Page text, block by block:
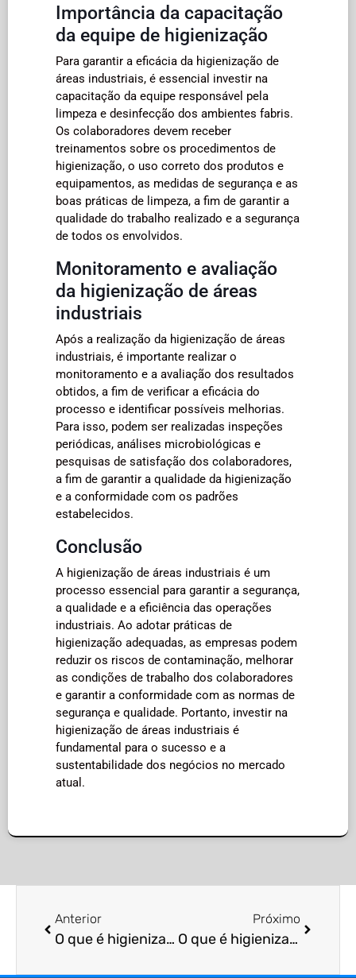
Importância da capacitação
da equipe de higienização
Para garantir a eficácia da higienização de
áreas industriais, é essencial investir na
capacitação da equipe responsável pela
limpeza e desinfecção dos ambientes fabris.
Os colaboradores devem receber
treinamentos sobre os procedimentos de
higienização, o uso correto dos produtos e
equipamentos, as medidas de segurança e as
boas práticas de limpeza, a fim de garantir a
qualidade do trabalho realizado e a segurança
de todos os envolvidos.
Monitoramento e avaliação
da higienização de áreas
industriais
Após a realização da higienização de áreas
industriais, é importante realizar o
monitoramento e a avaliação dos resultados
obtidos, a fim de verificar a eficácia do
processo e identificar possíveis melhorias.
Para isso, podem ser realizadas inspeções
periódicas, análises microbiológicas e
pesquisas de satisfação dos colaboradores,
a fim de garantir a qualidade da higienização
e a conformidade com os padrões
estabelecidos.
Conclusão
A higienização de áreas industriais é um
processo essencial para garantir a segurança,
a qualidade e a eficiência das operações
industriais. Ao adotar práticas de
higienização adequadas, as empresas podem
reduzir os riscos de contaminação, melhorar
as condições de trabalho dos colaboradores
e garantir a conformidade com as normas de
segurança e qualidade. Portanto, investir na
higienização de áreas industriais é
fundamental para o sucesso e a
sustentabilidade dos negócios no mercado
atual.
Anterior
O que é higienização de portos?
Próximo
O que é higienização de propriedades comerciais?